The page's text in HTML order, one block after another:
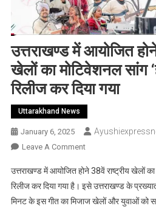
उत्तराखण्ड में आयोजित
खेलों का मोटिवेशनल सांग
रिलीज कर दिया गया
Uttarakhand News
January 6, 2025
Leave A CommentOn
में
आयोजित
होने
उत्तराखण्ड में आयोजित होने 38वें राष्ट्रीय खेलों
रिलीज कर दिया गया है। इसे उत्तराखण्ड के
मिनट के इस गीत का मिजाज खेलों और युवाओं को